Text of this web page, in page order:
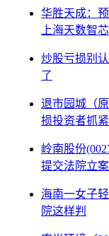
华胜天成：
上海天数智
炒股亏损别
了
退市园城（
损投资者抓
岭南股份
提交法院立案
海南一女子
院这样判